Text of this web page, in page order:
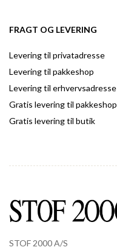
FRAGT OG LEVERING
Levering til privatadresse
Levering til pakkeshop
Levering til erhvervsadresse
Gratis levering til pakkeshop
Gratis levering til butik
STOF 2000 A/S